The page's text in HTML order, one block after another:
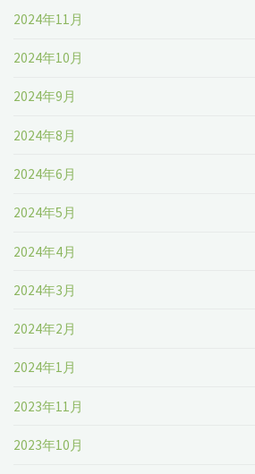
2024年11月
2024年10月
2024年9月
2024年8月
2024年6月
2024年5月
2024年4月
2024年3月
2024年2月
2024年1月
2023年11月
2023年10月